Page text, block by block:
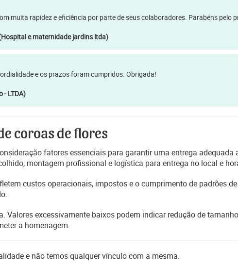
muita rapidez e eficiência por parte de seus colaboradores. Parabéns pelo
e maternidade jardins ltda)
e os prazos foram cumpridos. Obrigada!
- LTDA)
coroas de flores
fatores essenciais para garantir uma entrega
montagem profissional e logística para entrega no local e
custos operacionais, impostos e o cumprimento de padrões
Valores excessivamente baixos podem indicar redução de
a homenagem.
e não temos qualquer vínculo com a mesma.